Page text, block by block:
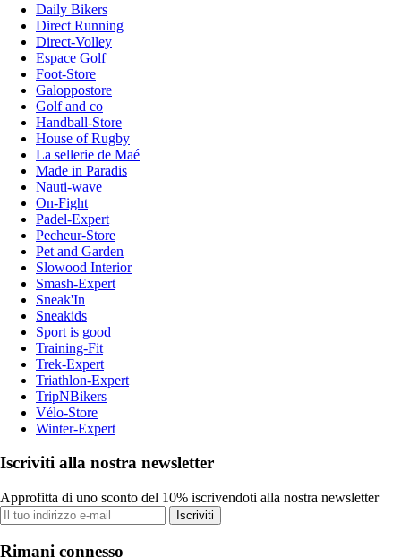
Daily Bikers
Direct Running
Direct-Volley
Espace Golf
Foot-Store
Galoppostore
Golf and co
Handball-Store
House of Rugby
La sellerie de Maé
Made in Paradis
Nauti-wave
On-Fight
Padel-Expert
Pecheur-Store
Pet and Garden
Slowood Interior
Smash-Expert
Sneak'In
Sneakids
Sport is good
Training-Fit
Trek-Expert
Triathlon-Expert
TripNBikers
Vélo-Store
Winter-Expert
Iscriviti alla nostra newsletter
Approfitta di uno sconto del 10% iscrivendoti alla nostra newsletter
Iscriviti
Rimani connesso